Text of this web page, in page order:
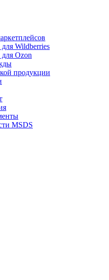
Wildberries
Ozon
продукции
MSDS